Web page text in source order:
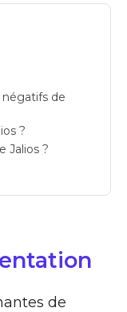
de
?
Jalios ?
de